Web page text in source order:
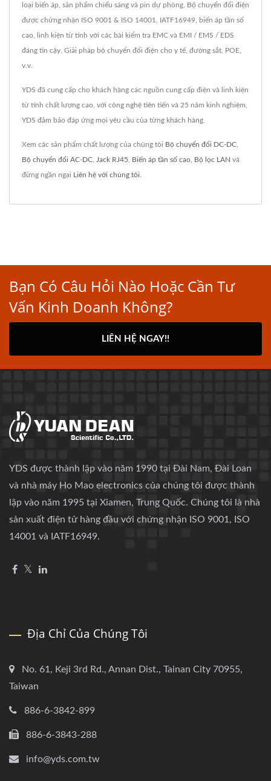
loại biến áp, sản phẩm chiếu sáng và pin dự phòng. Bộ chuyển đổi điện
được chứng nhận ISO 9001 & ISO 14001, IATF16949, biến áp tần số
cao, linh kiện từ tính với các bài kiểm tra EMC và EMI / EMS / EDS
đáng tin cậy. Giải pháp bộ chuyển đổi điện cho y tế, đường sắt, POE,
v.v.
YDS đã cung cấp cho khách hàng các nguồn cung cấp điện và linh kiện
từ tính chất lượng cao, với công nghệ tiên tiến và 25 năm kinh nghiệm,
YDS đảm bảo đáp ứng mọi yêu cầu của từng khách hàng.
Xem các sản phẩm chất lượng của chúng tôi Bộ chuyển đổi DC-DC
Bộ chuyển đổi AC-DC Jack RJ45 Biến áp tần số cao Bộ lọc LAN và
đừng ngần ngại Liên hệ với chúng tôi
Bạn Có Câu Hỏi Nào Hoặc Cần Tư
Vấn Kinh Doanh Không?
LIÊN HỆ NGAY!!
YDS được thành lập vào năm 1990 tại Đài Nam, Đài Loan
và nhà máy Ho Mao electronics của chúng tôi được thành
lập vào năm 1995 tại Xiamen, Trung Quốc. Chúng tôi là nhà
sản xuất điện tử hàng đầu với chứng nhận ISO 9001, ISO
14001 và IATF16949.
Địa Chỉ Của Chúng Tôi
No. 61, Keji 3rd Rd., Annan Dist., Tainan City 70955,
Taiwan
886-6-3842-899
886-6-3843-288
info@yds.com.tw